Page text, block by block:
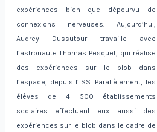
expériences bien que dépourvu de
connexions nerveuses. Aujourd’hui,
Audrey Dussutour travaille avec
l’astronaute Thomas Pesquet, qui réalise
des expériences sur le blob dans
l’espace, depuis l’ISS. Parallèlement, les
élèves de 4 500 établissements
scolaires effectuent eux aussi des
expériences sur le blob dans le cadre de